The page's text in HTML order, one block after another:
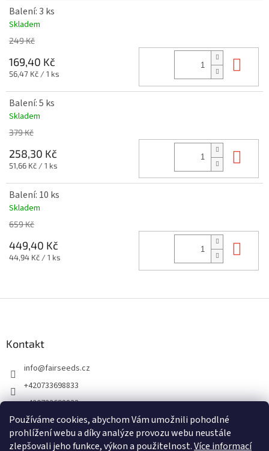
Používáme cookies, abychom Vám umožnili pohodlné
prohlížení webu a díky analýze provozu webu neustále
zlepšovali jeho funkce, výkon a použitelnost.Více informací
Balení: 3 ks
Skladem
249 Kč
169,40 Kč
Měrná
56,47 Kč / 1 ks
Balení: 5 ks
Skladem
379 Kč
258,30 Kč
Měrná
51,66 Kč / 1 ks
Balení: 10 ks
Skladem
659 Kč
449,40 Kč
Měrná
44,94 Kč / 1 ks
Kontakt
info@fairseeds.cz
+420733698833
+420733698833